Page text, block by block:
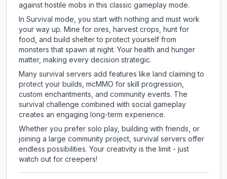
against hostile mobs in this classic gameplay mode.
In Survival mode, you start with nothing and must work
your way up. Mine for ores, harvest crops, hunt for
food, and build shelter to protect yourself from
monsters that spawn at night. Your health and hunger
matter, making every decision strategic.
Many survival servers add features like land claiming to
protect your builds, mcMMO for skill progression,
custom enchantments, and community events. The
survival challenge combined with social gameplay
creates an engaging long-term experience.
Whether you prefer solo play, building with friends, or
joining a large community project, survival servers offer
endless possibilities. Your creativity is the limit - just
watch out for creepers!